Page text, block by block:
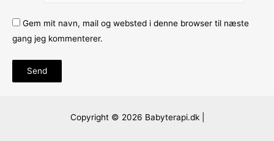
Gem mit navn, mail og websted i denne browser til næste
gang jeg kommenterer.
Copyright © 2026 Babyterapi.dk |